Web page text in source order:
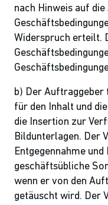
nach Hinweis auf
Widerspruch erteilt.
b) Der Auftraggeber
für den Inhalt und
die Insertion zur
Bildunterlagen. Der
Entgegennahme
geschäftsübliche
wenn er von den
getäuscht wird. Der